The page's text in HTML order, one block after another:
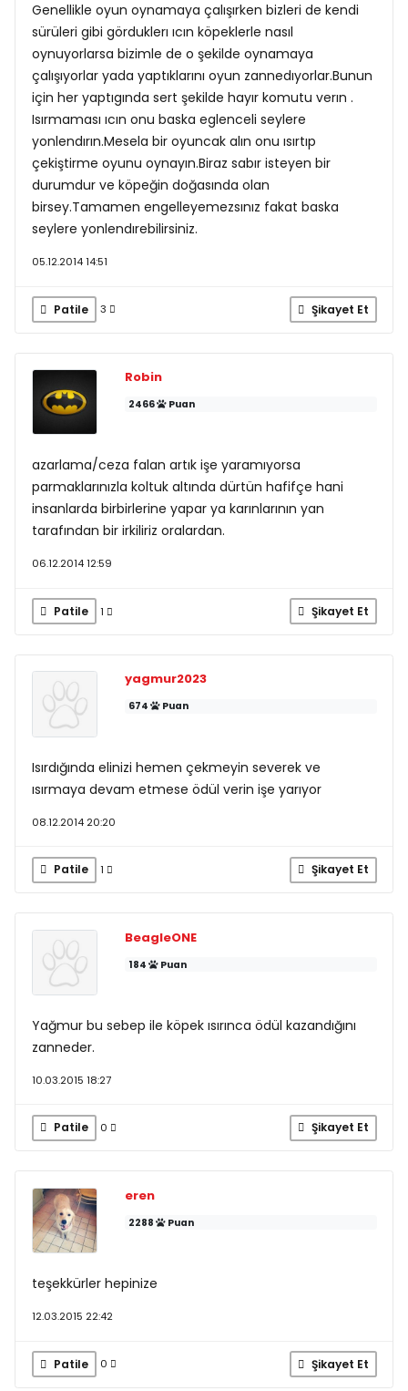
Genellikle oyun oynamaya çalışırken bizleri de kendi
sürüleri gibi görduklerı ıcın köpeklerle nasıl
oynuyorlarsa bizimle de o şekilde oynamaya
çalışıyorlar yada yaptıklarını oyun zannedıyorlar.Bunun
için her yaptıgında sert şekilde hayır komutu verın .
Isırmaması ıcın onu baska eglenceli seylere
yonlendırın.Mesela bir oyuncak alın onu ısırtıp
çekiştirme oyunu oynayın.Biraz sabır isteyen bir
durumdur ve köpeğin doğasında olan
birsey.Tamamen engelleyemezsınız fakat baska
seylere yonlendırebilirsiniz.
05.12.2014 14:51
Patile 3 Şikayet Et
Robin
2466 Puan
azarlama/ceza falan artık işe yaramıyorsa
parmaklarınızla koltuk altında dürtün hafifçe hani
insanlarda birbirlerine yapar ya karınlarının yan
tarafından bir irkiliriz oralardan.
06.12.2014 12:59
Patile 1 Şikayet Et
yagmur2023
674 Puan
Isırdığında elinizi hemen çekmeyin severek ve
ısırmaya devam etmese ödül verin işe yarıyor
08.12.2014 20:20
Patile 1 Şikayet Et
BeagleONE
184 Puan
Yağmur bu sebep ile köpek ısırınca ödül kazandığını
zanneder.
10.03.2015 18:27
Patile 0 Şikayet Et
eren
2288 Puan
teşekkürler hepinize
12.03.2015 22:42
Patile 0 Şikayet Et